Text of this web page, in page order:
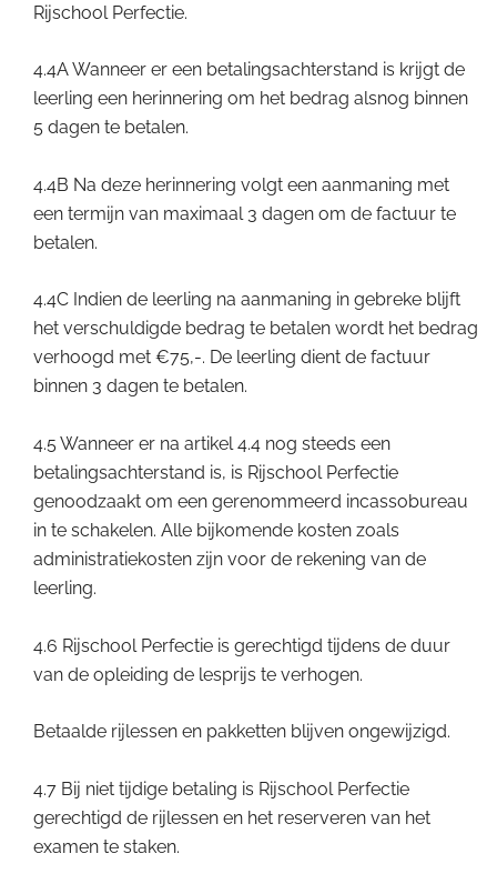
Rijschool Perfectie.
4.4A Wanneer er een betalingsachterstand is krijgt de
leerling een herinnering om het bedrag alsnog binnen
5 dagen te betalen.
4.4B Na deze herinnering volgt een aanmaning met
een termijn van maximaal 3 dagen om de factuur te
betalen.
4.4C Indien de leerling na aanmaning in gebreke blijft
het verschuldigde bedrag te betalen wordt het bedrag
verhoogd met €75,-. De leerling dient de factuur
binnen 3 dagen te betalen.
4.5 Wanneer er na artikel 4.4 nog steeds een
betalingsachterstand is, is Rijschool Perfectie
genoodzaakt om een gerenommeerd incassobureau
in te schakelen. Alle bijkomende kosten zoals
administratiekosten zijn voor de rekening van de
leerling.
4.6 Rijschool Perfectie is gerechtigd tijdens de duur
van de opleiding de lesprijs te verhogen.
Betaalde rijlessen en pakketten blijven ongewijzigd.
4.7 Bij niet tijdige betaling is Rijschool Perfectie
gerechtigd de rijlessen en het reserveren van het
examen te staken.